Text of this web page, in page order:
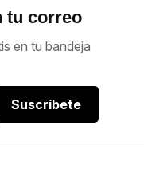
tu correo
en tu bandeja
Suscríbete